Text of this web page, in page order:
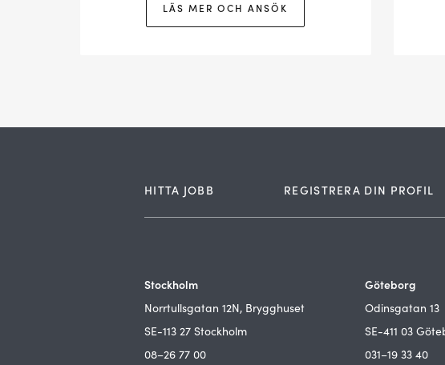
LÄS MER OCH ANSÖK
HITTA JOBB REGISTRERA DIN PROFIL
Stockholm
Norrtullsgatan 12N, Brygghuset
SE-113 27 Stockholm
08–26 77 00
Göteborg
Odinsgatan 13
SE-411 03
031–19 33 40